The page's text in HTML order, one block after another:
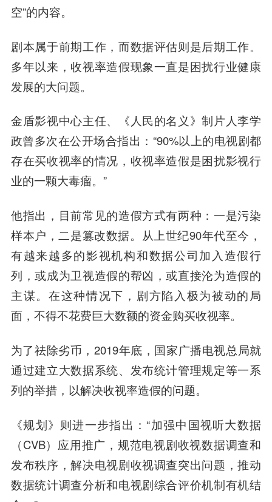
空”的内容。
剧本属于前期工作，而数据评估则是后期工作。
多年以来，收视率造假现象一直是困扰行业健康
发展的大问题。
金盾影视中心主任、《人民的名义》制片人李学
政曾多次在公开场合指出：“90%以上的电视剧都
存在买收视率的情况，收视率造假是困扰影视行
业的一颗大毒瘤。”
他指出，目前常见的造假方式有两种：一是污染
样本户，二是篡改数据。从上世纪90年代至今，
有越来越多的影视机构和数据公司加入造假行
列，或成为卫视造假的帮凶，或直接沦为造假的
主谋。在这种情况下，剧方陷入极为被动的局
面，不得不花费巨大数额的资金购买收视率。
为了祛除劣币，2019年底，国家广播电视总局就
通过建立大数据系统、发布统计管理规定等一系
列的举措，以解决收视率造假的问题。
《规划》则进一步指出：“加强中国视听大数据
（CVB）应用推广，规范电视剧收视数据调查和
发布秩序，解决电视剧收视调查突出问题，推动
数据统计调查分析和电视剧综合评价机制有机结